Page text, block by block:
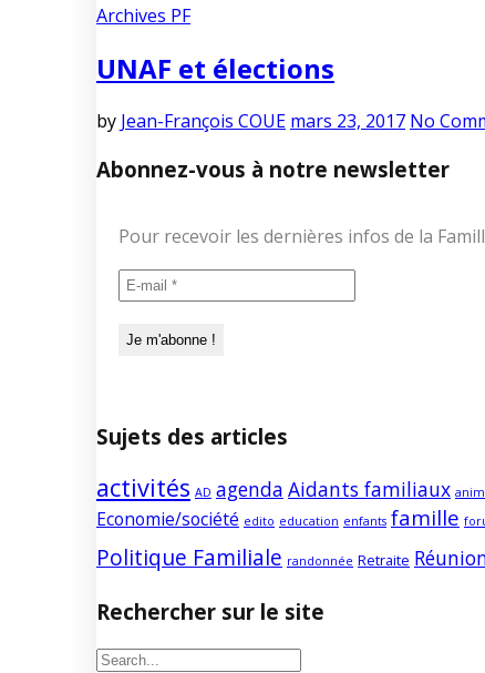
Archives PF
UNAF et élections
by Jean-François COUE mars 23, 2017 No
Abonnez-vous à notre newsletter
Pour recevoir les dernières infos de la
Sujets des articles
activités AD agenda Aidants familiaux
Economie/société edito education enfants famille
Politique Familiale randonnée Retraite
Rechercher sur le site